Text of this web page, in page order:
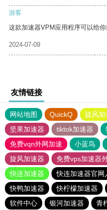
游客
这款加速器VPM应用程序可以给
2024-07-09
友情链接
网站地图 QuickQ 旋风加
坚果加速器
tiktok加速器
免费vqn外网加速
小蓝鸟
旋风加速器
免费vps加速器
快连加速器
快连加速器官网
快鸭加速器
快柠檬加速器
软件中心
银河加速器 青